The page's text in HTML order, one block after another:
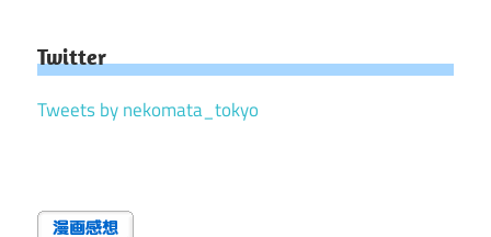
Twitter
Tweets by nekomata_tokyo